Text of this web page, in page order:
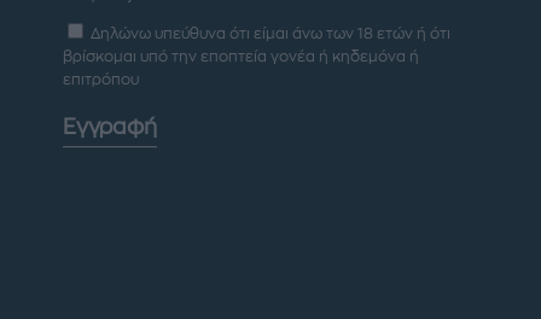
Δηλώνω υπεύθυνα ότι είμαι άνω των 18 ετών ή ότι
βρίσκομαι υπό την εποπτεία γονέα ή κηδεμόνα ή
επιτρόπου
Εγγραφή